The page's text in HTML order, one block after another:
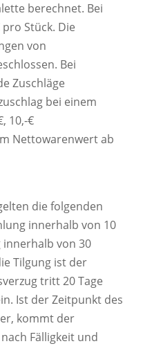
berechnet. Bei
Stück. Die
von
Bei
Zuschläge
bei einem
10,-€
Nettowarenwert ab
die folgenden
innerhalb von 10
innerhalb von 30
Tilgung ist der
tritt 20 Tage
Ist der Zeitpunkt des
kommt der
Fälligkeit und